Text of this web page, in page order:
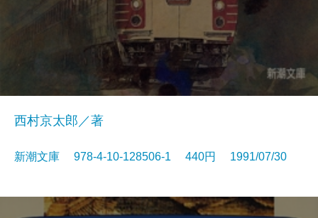
西村京太郎／著
新潮文庫 978-4-10-128506-1 440円 1991/07/30